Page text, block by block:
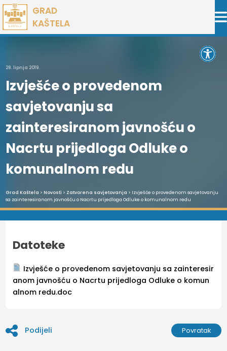
Preskoči
na
sadržaj
GRAD
KAŠTELA
28. lipnja 2019.
Izvješće o provedenom
savjetovanju sa
zainteresiranom javnošću o
Nacrtu prijedloga Odluke o
komunalnom redu
Grad Kaštela > Novosti > Zatvorena savjetovanja > Izvješće o provedenom savjetovanju
sa zainteresiranom javnošću o Nacrtu prijedloga Odluke o komunalnom redu
Datoteke
Izvješće o provedenom savjetovanju sa zainteresir
anom javnošću o Nacrtu prijedloga Odluke o komun
alnom redu.doc
Podijeli Povratak